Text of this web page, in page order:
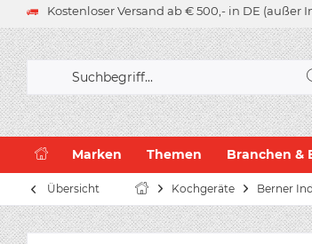
Kostenloser Versand ab € 500,- in DE (außer
Marken Themen Branchen &
Übersicht Kochgeräte Berner